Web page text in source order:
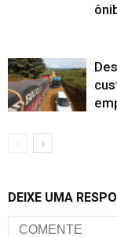
DEIXE UMA